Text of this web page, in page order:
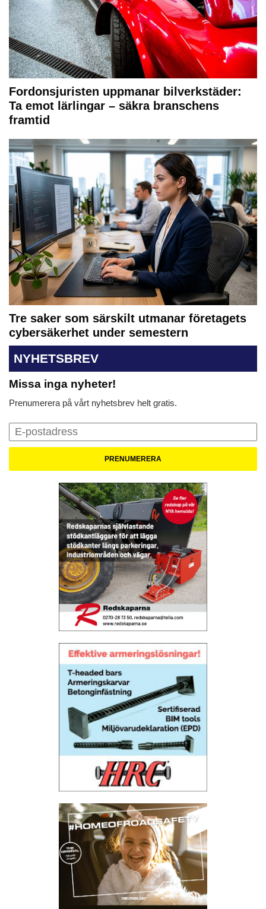
Fordonsjuristen uppmanar bilverkstäder:
Ta emot lärlingar – säkra branschens
framtid
Tre saker som särskilt utmanar företagets
cybersäkerhet under semestern
NYHETSBREV
Missa inga nyheter!
Prenumerera på vårt nyhetsbrev helt gratis.